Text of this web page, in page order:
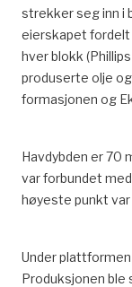
strekker seg inn i
eierskapet
hver blokk
produserte olje
formasjonen og
Havdybden er 70
var forbundet
høyeste punkt
Under
Produksjonen ble